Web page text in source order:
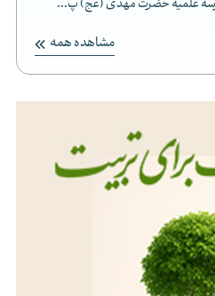
علمیه حضرت مهدی (عج) پ...
مشاهده همه